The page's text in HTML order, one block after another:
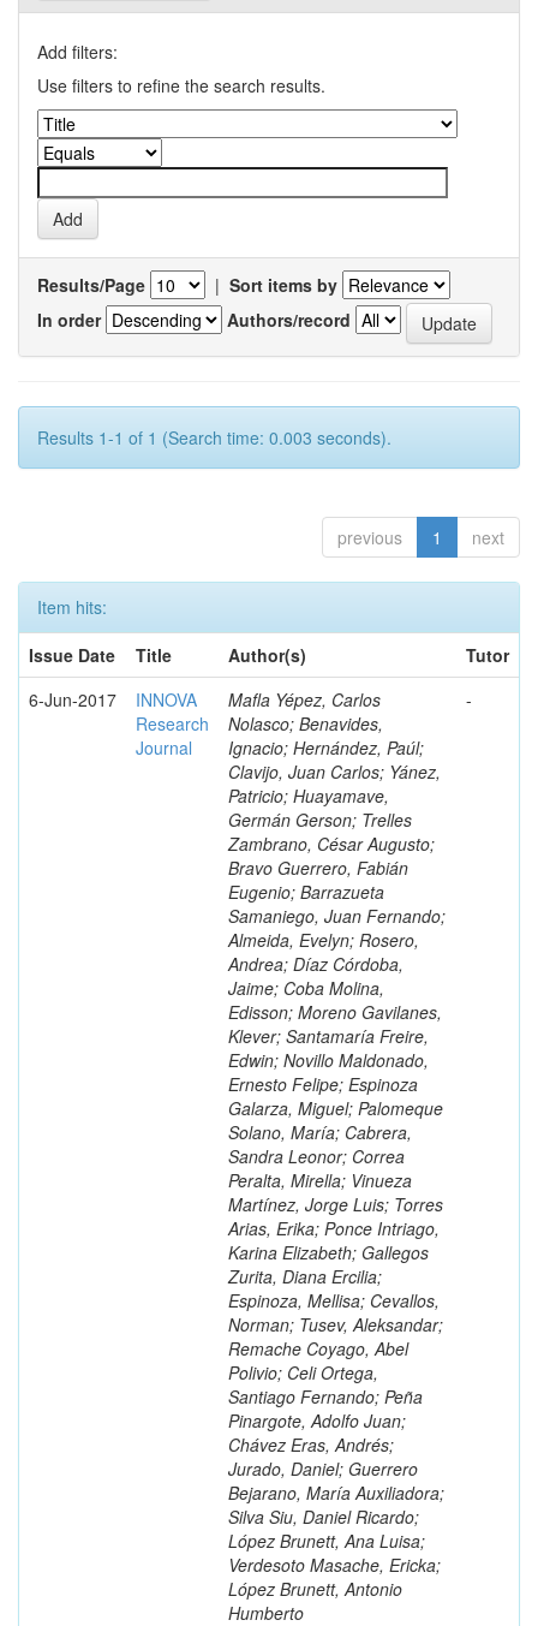
Add filters:
Use filters to refine the search results.
Results/Page | Sort items by
In order
Authors/record
Results 1-1 of 1 (Search time: 0.003 seconds).
previous 1 next
Item hits:
Issue Date
Title Author(s)
Tutor
6-Jun-2017
INNOVA
Research
Journal
Mafla Yépez, Carlos
Nolasco; Benavides,
Ignacio; Hernández, Paúl;
Clavijo, Juan Carlos; Yánez,
Patricio; Huayamave,
Germán Gerson; Trelles
Zambrano, César Augusto;
Bravo Guerrero, Fabián
Eugenio; Barrazueta
Samaniego, Juan Fernando;
Almeida, Evelyn; Rosero,
Andrea; Díaz Córdoba,
Jaime; Coba Molina,
Edisson; Moreno Gavilanes,
Klever; Santamaría Freire,
Edwin; Novillo Maldonado,
Ernesto Felipe; Espinoza
Galarza, Miguel; Palomeque
Solano, María; Cabrera,
Sandra Leonor; Correa
Peralta, Mirella; Vinueza
Martínez, Jorge Luis; Torres
Arias, Erika; Ponce Intriago,
Karina Elizabeth; Gallegos
Zurita, Diana Ercilia;
Espinoza, Mellisa; Cevallos,
Norman; Tusev, Aleksandar;
Remache Coyago, Abel
Polivio; Celi Ortega,
Santiago Fernando; Peña
Pinargote, Adolfo Juan;
Chávez Eras, Andrés;
Jurado, Daniel; Guerrero
Bejarano, María Auxiliadora;
Silva Siu, Daniel Ricardo;
López Brunett, Ana Luisa;
Verdesoto Masache, Ericka;
López Brunett, Antonio
Humberto
-